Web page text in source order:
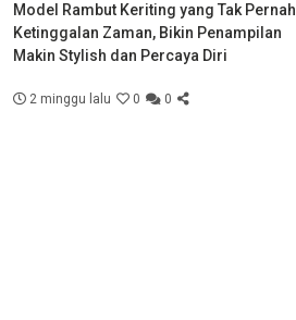
Model Rambut Keriting yang Tak Pernah
Ketinggalan Zaman, Bikin Penampilan
Makin Stylish dan Percaya Diri
2 minggu lalu 0 0